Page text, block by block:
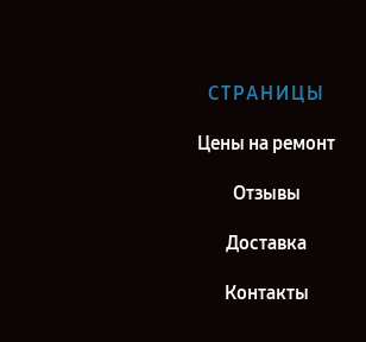
Ремонт тепловизионного бинокуляра
Ремонт тепловизионного бинокуляра
Санкт-Петербург
СТРАНИЦЫ
Цены на ремонт
Отзывы
Доставка
Контакты